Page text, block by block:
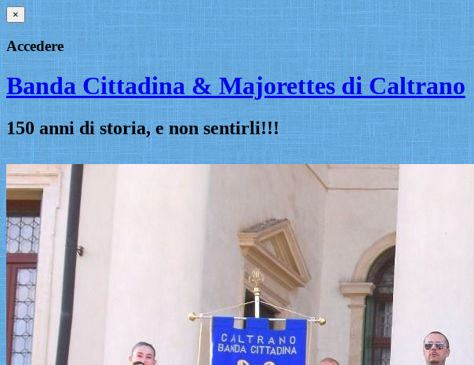
×
Accedere
Banda Cittadina & Majorettes di Caltrano
150 anni di storia, e non sentirli!!!